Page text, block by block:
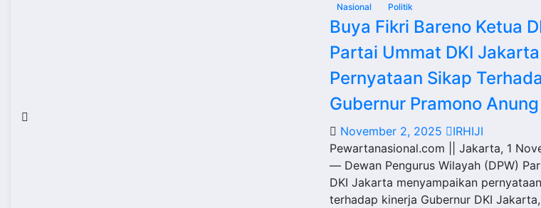
Nasional Politik
Buya Fikri Bareno Ketua
Partai Ummat DKI
Pernyataan Sikap
Gubernur Pramono Anung
November 2, 2025
IRHIJI
Pewartanasional.com || Jakarta, 1
— Dewan Pengurus Wilayah (DPW)
DKI Jakarta menyampaikan
terhadap kinerja Gubernur DKI